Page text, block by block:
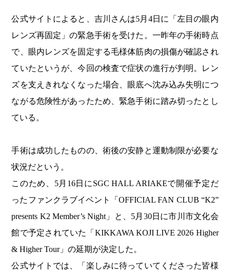
公式サイトによると、吉川さんは5月4日に「左目の眼内
レンズ再固定」の緊急手術を受けた。一昨年の手術時点
で、眼内レンズを固定する毛様体筋肉の損傷が確認され
ていたというが、今回の検査で症状の進行が判明。レン
ズを支えきれなくなった場合、眼底へ沈み込み失明につ
ながる危険性があったため、緊急手術に踏み切ったとし
ている。
手術は成功したものの、術後の安静と運動制限が必要な
状況だという。
このため、5月16日にSGC HALL ARIAKEで開催予定だ
ったファンクラブイベント「OFFICIAL FAN CLUB “K2”
presents K2 Member’s Night」と、5月30日に市川市文化会
館で予定されていた「KIKKAWA KOJI LIVE 2026 Higher
& Higher Tour」の延期が決定した。
公式サイトでは、「楽しみに待っていてくださった皆様